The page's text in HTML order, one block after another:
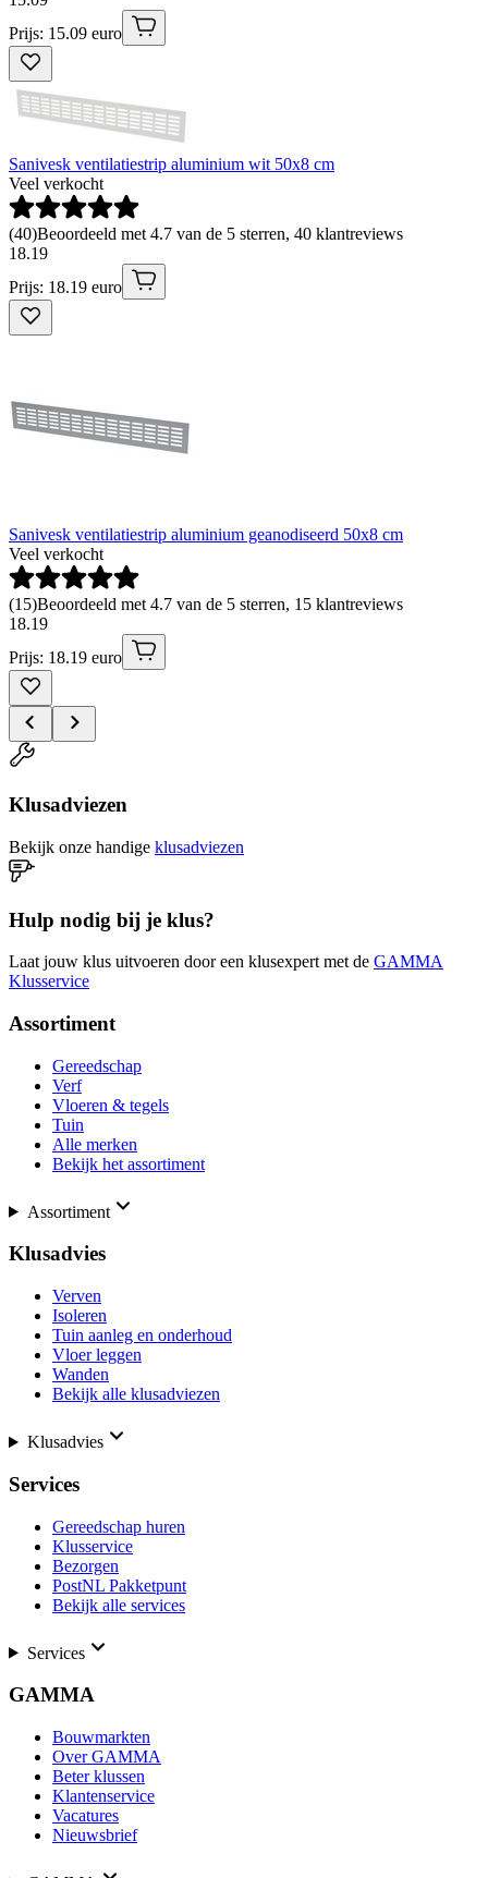
Prijs: 15.09 euro
Sanivesk ventilatiestrip aluminium wit 50x8 cm
Veel verkocht
(40)Beoordeeld met 4.7 van de 5 sterren, 40 klantreviews
18.19
Prijs: 18.19 euro
Sanivesk ventilatiestrip aluminium geanodiseerd 50x8 cm
Veel verkocht
(15)Beoordeeld met 4.7 van de 5 sterren, 15 klantreviews
18.19
Prijs: 18.19 euro
Klusadviezen
Bekijk onze handige klusadviezen
Hulp nodig bij je klus?
Laat jouw klus uitvoeren door een klusexpert met de GAMMA
Klusservice
Assortiment
Gereedschap
Verf
Vloeren & tegels
Tuin
Alle merken
Bekijk het assortiment
Assortiment
Klusadvies
Verven
Isoleren
Tuin aanleg en onderhoud
Vloer leggen
Wanden
Bekijk alle klusadviezen
Klusadvies
Services
Gereedschap huren
Klusservice
Bezorgen
PostNL Pakketpunt
Bekijk alle services
Services
GAMMA
Bouwmarkten
Over GAMMA
Beter klussen
Klantenservice
Vacatures
Nieuwsbrief